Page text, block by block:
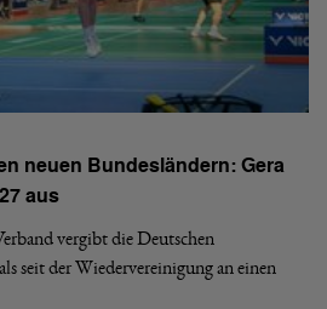
neuen Bundesländern: Gera
aus
vergibt die Deutschen
seit der Wiedervereinigung an einen